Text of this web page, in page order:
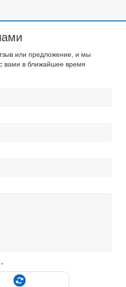
или предложение, и мы
вами в ближайшее время
*